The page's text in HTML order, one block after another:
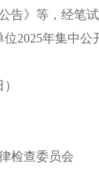
》等，经笔
2025年集中
检查委员会